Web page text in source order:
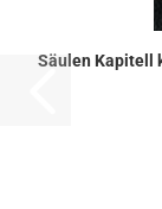
Säu­len Ka­pi­tell